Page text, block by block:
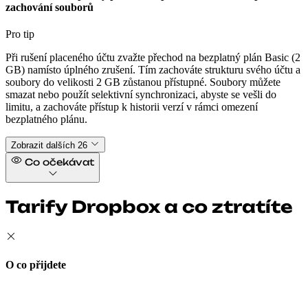
zachování souborů
Pro tip
Při rušení placeného účtu zvažte přechod na bezplatný plán Basic (2
GB) namísto úplného zrušení. Tím zachováte strukturu svého účtu a
soubory do velikosti 2 GB zůstanou přístupné. Soubory můžete
smazat nebo použít selektivní synchronizaci, abyste se vešli do
limitu, a zachováte přístup k historii verzí v rámci omezení
bezplatného plánu.
Zobrazit dalších 26
Co očekávat
Tarify Dropbox a co ztratíte
O co přijdete